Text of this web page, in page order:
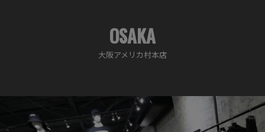
OSAKA
大阪アメリカ村本店